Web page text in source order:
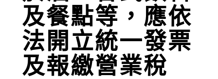
及餐點等，應依
法開立統一發票
及報繳營業稅